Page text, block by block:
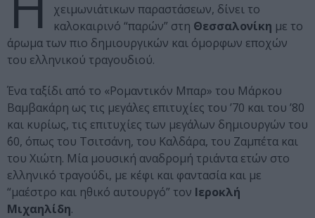
χειμωνιάτικων παραστάσεων, δίνει το
καλοκαιρινό “παρών” στη Θεσσαλονίκη με το
άρωμα των πιο δημιουργικών και όμορφων εποχών
του ελληνικού τραγουδιού.
Ένα ταξίδι από το «Ρομαντικόν Μπαρ» του Μάρκου
Βαμβακάρη ως τις μεγάλες επιτυχίες του ’70 και του ’80
και κυρίως, τις επιτυχίες των μεγάλων δημιουργών του
΄60, όπως του Τσιτσάνη, του Καλδάρα, του Ζαμπέτα και
του Χιώτη. Μία μουσική αναδρομή τριάντα ετών στο
ελληνικό τραγούδι, με κέφι και φαντασία και με
“μαέστρο και ηθικό αυτουργό” τον Ιεροκλή
Μιχαηλίδη.